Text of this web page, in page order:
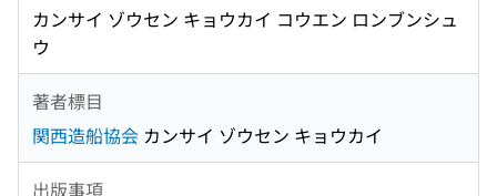
カンサイ ゾウセン キョウカイ コウエン ロンブンシュ
ウ
著者標目
関西造船協会 カンサイ ゾウセン キョウカイ
出版事項